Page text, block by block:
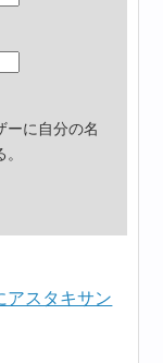
ーに自分の名
アスタキサン